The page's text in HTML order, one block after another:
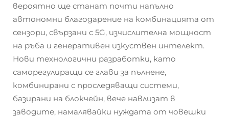
вероятно ще станат почти напълно
автономни благодарение на комбинацията от
сензори, свързани с 5G, изчислителна мощност
на ръба и генеративен изкуствен интелект.
Нови технологични разработки, като
саморегулиращи се глави за пълнене,
комбинирани с проследяващи системи,
базирани на блокчейн, вече навлизат в
заводите, намалявайки нуждата от човешки